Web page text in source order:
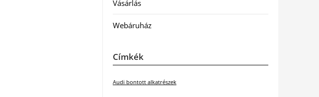
Vásárlás
Webáruház
Címkék
Audi bontott alkatrészek